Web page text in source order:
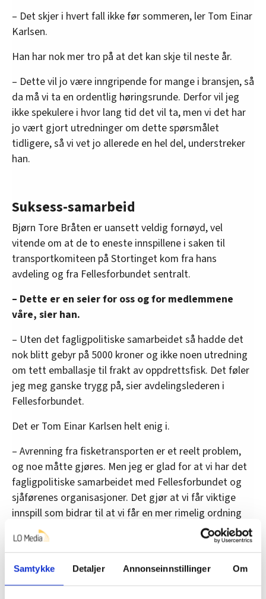
Samtykke Detaljer Annonseinnstillinger Om
– Det skjer i hvert fall ikke før sommeren, ler Tom Einar
Karlsen.
Han har nok mer tro på at det kan skje til neste år.
– Dette vil jo være inngripende for mange i bransjen, så
da må vi ta en ordentlig høringsrunde. Derfor vil jeg
ikke spekulere i hvor lang tid det vil ta, men vi det har
jo vært gjort utredninger om dette spørsmålet
tidligere, så vi vet jo allerede en hel del, understreker
han.
Suksess-samarbeid
Bjørn Tore Bråten er uansett veldig fornøyd, vel
vitende om at de to eneste innspillene i saken til
transportkomiteen på Stortinget kom fra hans
avdeling og fra Fellesforbundet sentralt.
– Dette er en seier for oss og for medlemmene
våre, sier han.
– Uten det fagligpolitiske samarbeidet så hadde det
nok blitt gebyr på 5000 kroner og ikke noen utredning
om tett emballasje til frakt av oppdrettsfisk. Det føler
jeg meg ganske trygg på, sier avdelingslederen i
Fellesforbundet.
Det er Tom Einar Karlsen helt enig i.
– Avrenning fra fisketransporten er et reelt problem,
og noe måtte gjøres. Men jeg er glad for at vi har det
fagligpolitiske samarbeidet med Fellesforbundet og
sjåførenes organisasjoner. Det gjør at vi får viktige
innspill som bidrar til at vi får en mer rimelig ordning
for sjåførene og på sikt kanskje krav om tette kasser,
avslutter han.